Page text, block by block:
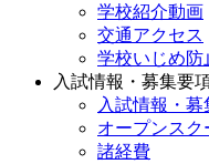
学校紹介動画
交通アクセス
学校いじめ防
入試情報・募集要
入試情報・募
オープンスク
諸経費